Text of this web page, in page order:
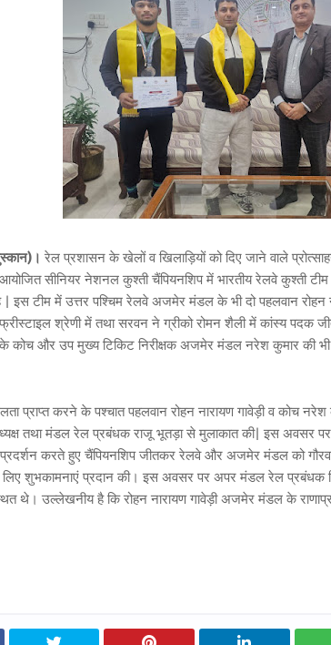
रेल प्रशासन के खेलों व खिलाड़ियों को दिए जाने वाले
सीनियर नेशनल कुश्ती चैंपियनशिप में भारतीय रेलवे कुश्ती
| इस टीम में उत्तर पश्चिम रेलवे अजमेर मंडल के भी दो पहलवान रोहन
श्रेणी में तथा सरवन ने ग्रीको रोमन शैली में कांस्य पदक
कोच और उप मुख्य टिकिट निरीक्षक अजमेर मंडल नरेश कुमार की भी
प्राप्त करने के पश्चात पहलवान रोहन नारायण गावेड़ी व कोच
तथा मंडल रेल प्रबंधक राजू भूतड़ा से मुलाकात की| इस अवसर पर
करते हुए चैंपियनशिप जीतकर रेलवे और अजमेर मंडल को
लिए शुभकामनाएं प्रदान की। इस अवसर पर अपर मंडल रेल
थे। उल्लेखनीय है कि रोहन नारायण गावेड़ी अजमेर मंडल के